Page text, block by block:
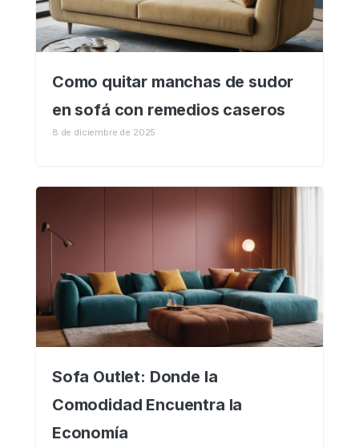
Como quitar manchas de sudor
en sofá con remedios caseros
8 de diciembre de 2025
Sofa Outlet: Donde la
Comodidad Encuentra la
Economía